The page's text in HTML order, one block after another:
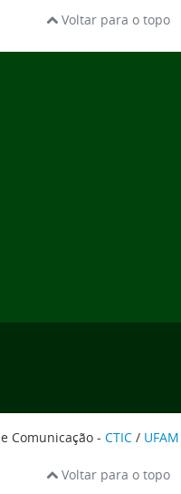
Voltar para o topo
Comunicação - CTIC / UFAM
Voltar para o topo